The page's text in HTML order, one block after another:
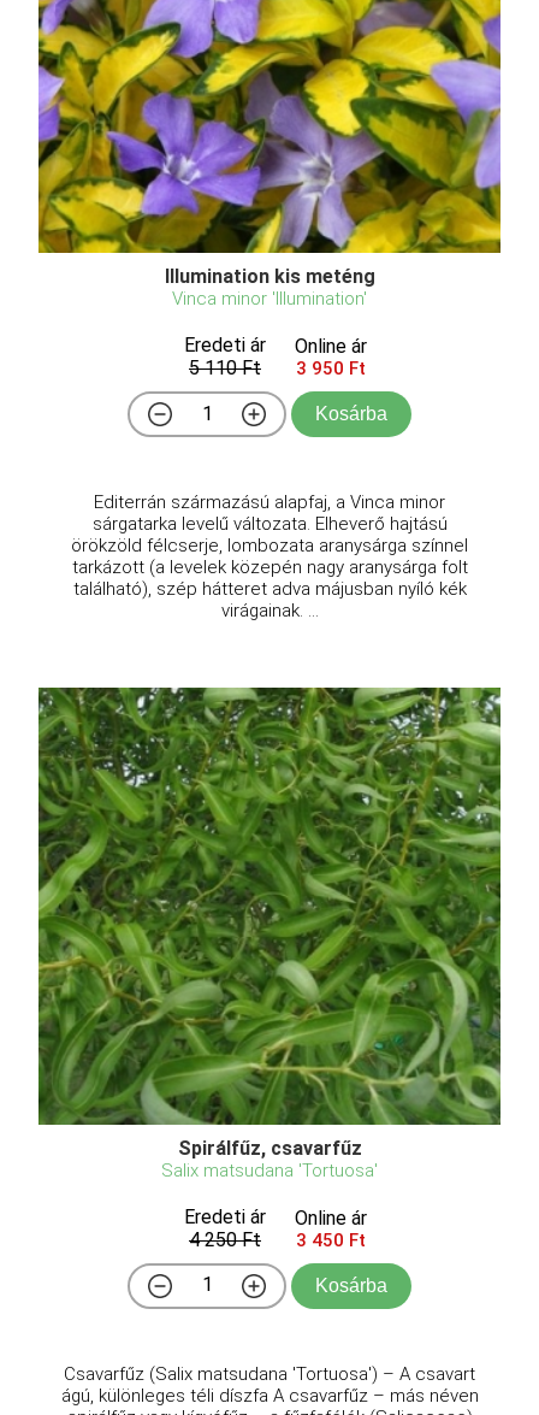
Illumination kis meténg
Vinca minor 'Illumination'
Eredeti ár
5 110 Ft
Online ár
3 950 Ft
Kosárba
Editerrán származású alapfaj, a Vinca minor
sárgatarka levelű változata. Elheverő hajtású
örökzöld félcserje, lombozata aranysárga színnel
tarkázott (a levelek közepén nagy aranysárga folt
található), szép hátteret adva májusban nyíló kék
virágainak. ...
Spirálfűz, csavarfűz
Salix matsudana 'Tortuosa'
Eredeti ár
4 250 Ft
Online ár
3 450 Ft
Kosárba
Csavarfűz (Salix matsudana 'Tortuosa') – A csavart
ágú, különleges téli díszfa A csavarfűz – más néven